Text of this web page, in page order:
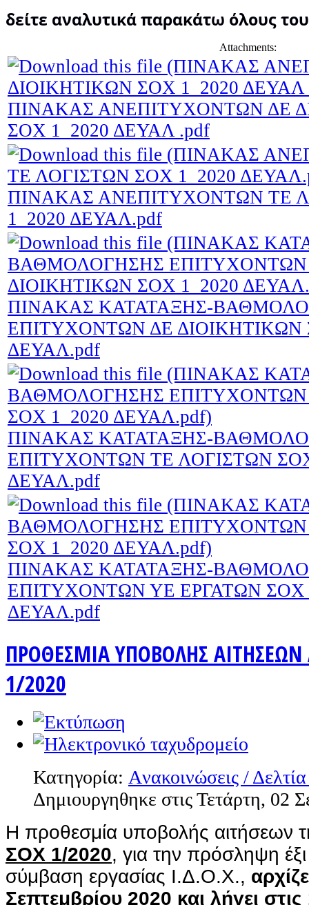
δείτε αναλυτικά παρακάτω όλους
Attachments:
ΠΙΝΑΚΑΣ ΑΝΕΠΙΤΥΧΟΝΤΩΝ ΔΕ
ΣΟΧ 1_2020 ΔΕΥΑΛ .pdf
ΠΙΝΑΚΑΣ ΑΝΕΠΙΤΥΧΟΝΤΩΝ ΤΕ
1_2020 ΔΕΥΑΛ.pdf
ΠΙΝΑΚΑΣ ΚΑΤΑΤΑΞΗΣ-
ΕΠΙΤΥΧΟΝΤΩΝ ΔΕ ΔΙΟΙΚΗΤΙΚΩΝ
ΔΕΥΑΛ.pdf
ΠΙΝΑΚΑΣ ΚΑΤΑΤΑΞΗΣ-
ΕΠΙΤΥΧΟΝΤΩΝ ΤΕ ΛΟΓΙΣΤΩΝ ΣΟΧ
ΔΕΥΑΛ.pdf
ΠΙΝΑΚΑΣ ΚΑΤΑΤΑΞΗΣ-
ΕΠΙΤΥΧΟΝΤΩΝ ΥΕ ΕΡΓΑΤΩΝ ΣΟΧ
ΔΕΥΑΛ.pdf
ΠΡΟΘΕΣΜΙΑ ΥΠΟΒΟΛΗΣ
1/2020
Κατηγορία: Aνακοινώσεις /
Δημιουργηθηκε στις Τετάρτη, 02
Η προθεσμία υποβολής αιτήσεων
ΣΟΧ 1/2020, για την πρόσληψη
σύμβαση εργασίας Ι.Δ.Ο.Χ.,
Σεπτεμβρίου 2020 και λήγει